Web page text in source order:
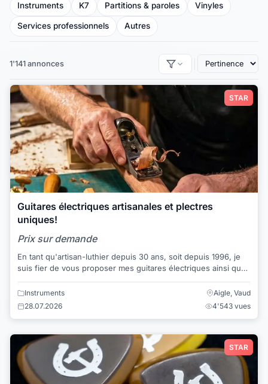
Instruments K7 Partitions & paroles Vinyles
Services professionnels Autres
1'141 annonces
STAR
Guitares électriques artisanales et plectres
uniques!
Prix sur demande
En tant qu'artisan-luthier depuis 30 ans, soit depuis 1996, je
suis fier de vous proposer mes guitares électriques ainsi que
Instruments
Aigle, Vaud
28.07.2026
4'543 vues
STAR